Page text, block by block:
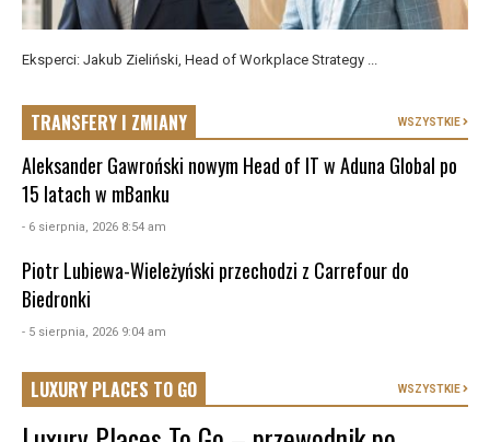
Eksperci: Jakub Zieliński, Head of Workplace Strategy ...
TRANSFERY I ZMIANY WSZYSTKIE
Aleksander Gawroński nowym Head of IT w Aduna Global po
15 latach w mBanku
- 6 sierpnia, 2026 8:54 am
Piotr Lubiewa-Wieleżyński przechodzi z Carrefour do
Biedronki
- 5 sierpnia, 2026 9:04 am
LUXURY PLACES TO GO WSZYSTKIE